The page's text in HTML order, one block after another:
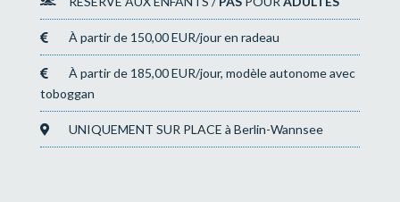
À partir de 150,00 EUR/jour en radeau
À partir de 185,00 EUR/jour, modèle autonome avec
toboggan
UNIQUEMENT SUR PLACE à Berlin-Wannsee